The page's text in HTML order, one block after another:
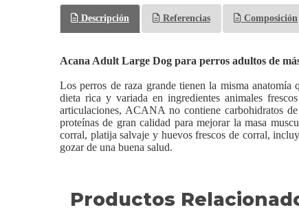
Descripción Referencias Composición
Acana Adult Large Dog para perros adultos de
Los perros de raza grande tienen la misma
dieta rica y variada en ingredientes animales
articulaciones, ACANA no contiene carbohidratos
proteínas de gran calidad para mejorar la masa
corral, platija salvaje y huevos frescos de corral,
gozar de una buena salud.
Productos